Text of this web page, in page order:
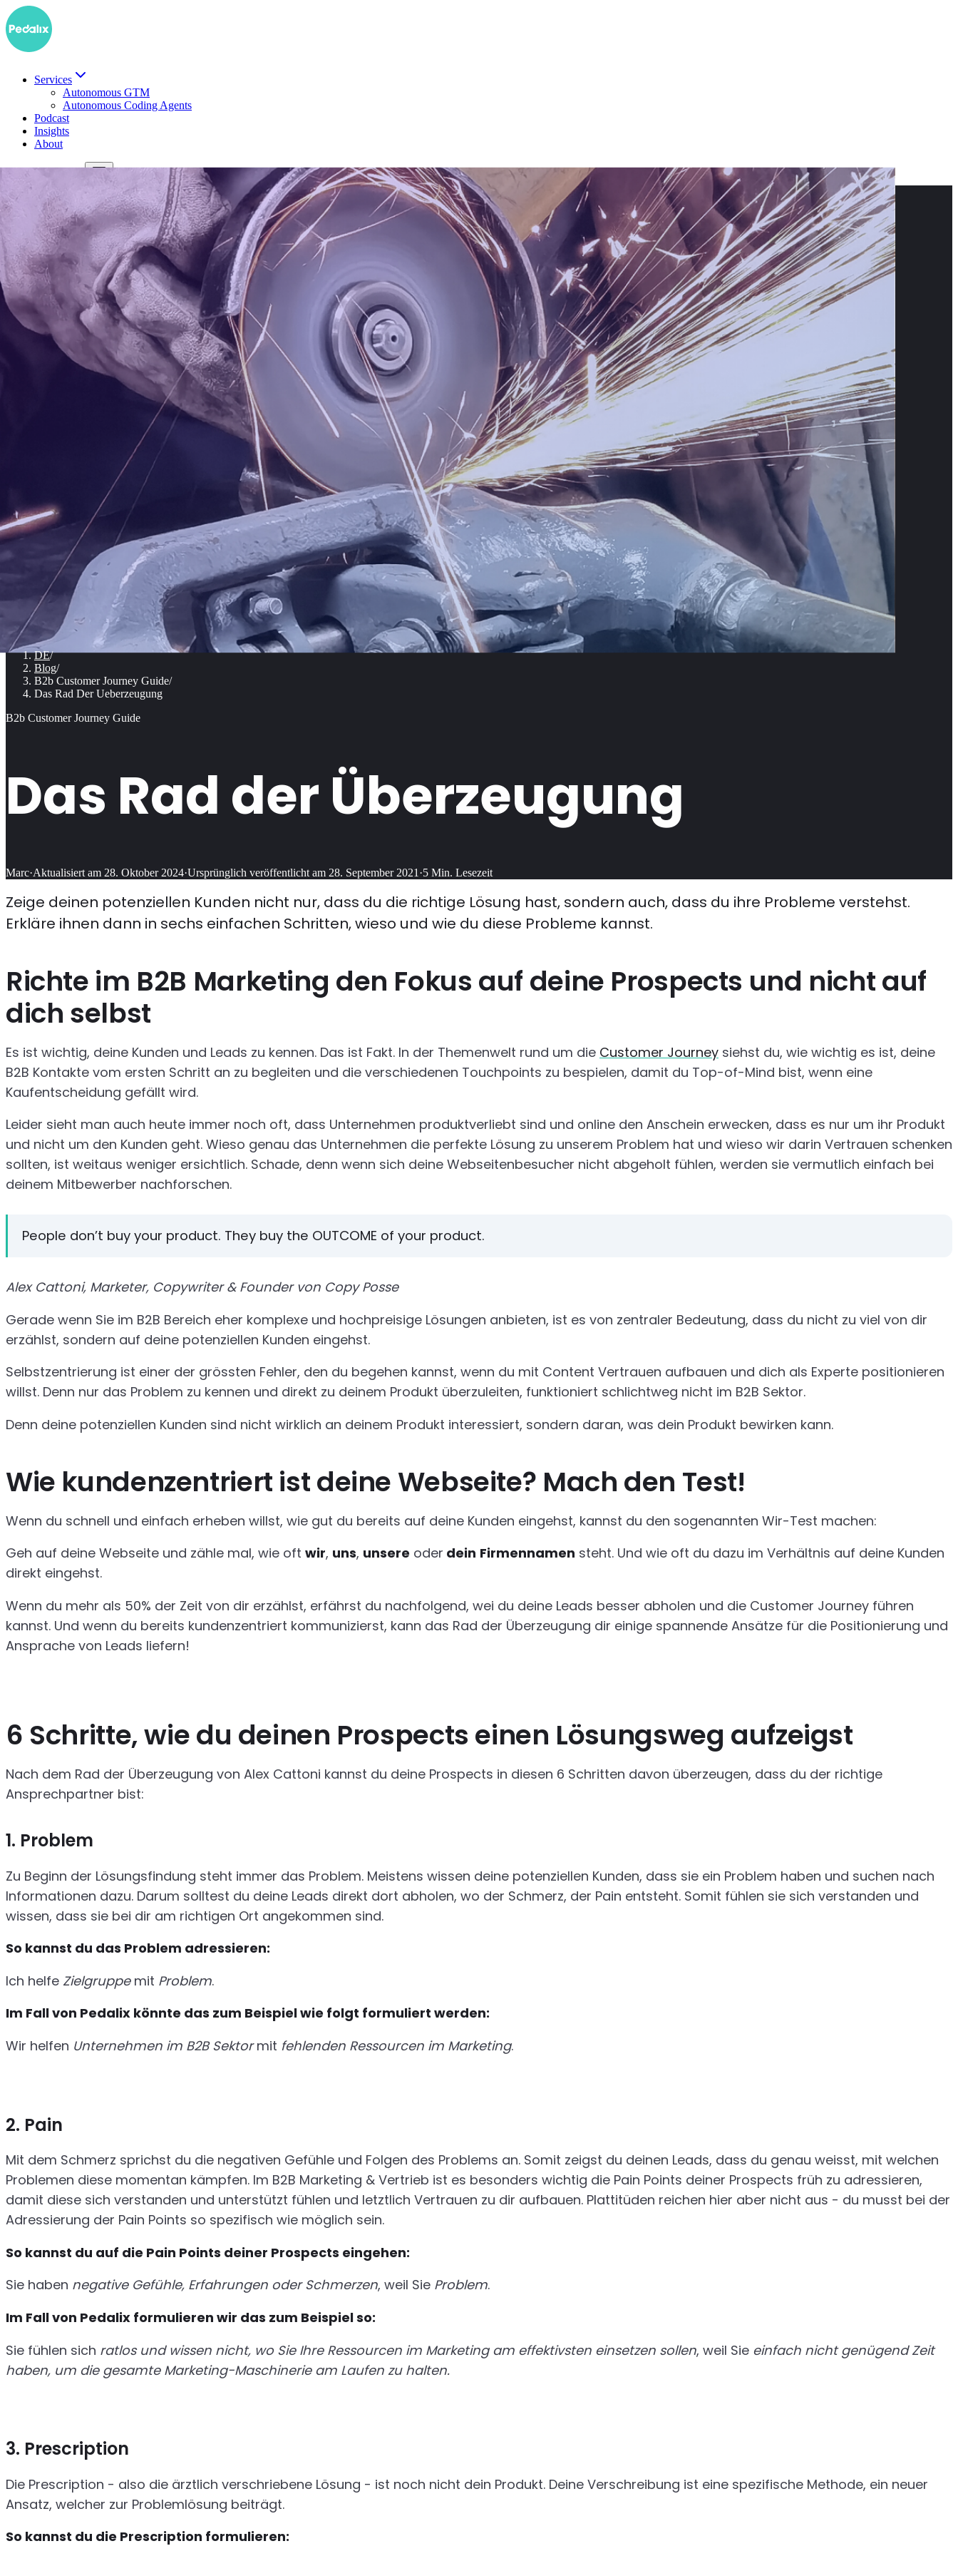
Services
Autonomous GTM
Autonomous Coding Agents
Podcast
Insights
About
DE/
Blog/
B2b Customer Journey Guide/
Das Rad Der Ueberzeugung
B2b Customer Journey Guide
Das Rad der Überzeugung
Marc·Aktualisiert am 28. Oktober 2024·Ursprünglich veröffentlicht am 28. September 2021 ·5 Min. Lesezeit
Zeige deinen potenziellen Kunden nicht nur, dass du die richtige Lösung hast, sondern auch, dass du ihre Probleme verstehst.
Erkläre ihnen dann in sechs einfachen Schritten, wieso und wie du diese Probleme kannst.
Richte im B2B Marketing den Fokus auf deine Prospects und nicht auf
dich selbst
Es ist wichtig, deine Kunden und Leads zu kennen. Das ist Fakt. In der Themenwelt rund um die Customer Journey siehst du, wie wichtig es ist, deine
B2B Kontakte vom ersten Schritt an zu begleiten und die verschiedenen Touchpoints zu bespielen, damit du Top-of-Mind bist, wenn eine
Kaufentscheidung gefällt wird.
Leider sieht man auch heute immer noch oft, dass Unternehmen produktverliebt sind und online den Anschein erwecken, dass es nur um ihr Produkt
und nicht um den Kunden geht. Wieso genau das Unternehmen die perfekte Lösung zu unserem Problem hat und wieso wir darin Vertrauen schenken
sollten, ist weitaus weniger ersichtlich. Schade, denn wenn sich deine Webseitenbesucher nicht abgeholt fühlen, werden sie vermutlich einfach bei
deinem Mitbewerber nachforschen.
People don’t buy your product. They buy the OUTCOME of your product.
Alex Cattoni, Marketer, Copywriter & Founder von Copy Posse
Gerade wenn Sie im B2B Bereich eher komplexe und hochpreisige Lösungen anbieten, ist es von zentraler Bedeutung, dass du nicht zu viel von dir
erzählst, sondern auf deine potenziellen Kunden eingehst.
Selbstzentrierung ist einer der grössten Fehler, den du begehen kannst, wenn du mit Content Vertrauen aufbauen und dich als Experte positionieren
willst. Denn nur das Problem zu kennen und direkt zu deinem Produkt überzuleiten, funktioniert schlichtweg nicht im B2B Sektor.
Denn deine potenziellen Kunden sind nicht wirklich an deinem Produkt interessiert, sondern daran, was dein Produkt bewirken kann.
Wie kundenzentriert ist deine Webseite? Mach den Test!
Wenn du schnell und einfach erheben willst, wie gut du bereits auf deine Kunden eingehst, kannst du den sogenannten Wir-Test machen:
Geh auf deine Webseite und zähle mal, wie oft wir, uns, unsere oder dein Firmennamen steht. Und wie oft du dazu im Verhältnis auf deine Kunden
direkt eingehst.
Wenn du mehr als 50% der Zeit von dir erzählst, erfährst du nachfolgend, wei du deine Leads besser abholen und die Customer Journey führen
kannst. Und wenn du bereits kundenzentriert kommunizierst, kann das Rad der Überzeugung dir einige spannende Ansätze für die Positionierung und
Ansprache von Leads liefern!
6 Schritte, wie du deinen Prospects einen Lösungsweg aufzeigst
Nach dem Rad der Überzeugung von Alex Cattoni kannst du deine Prospects in diesen 6 Schritten davon überzeugen, dass du der richtige
Ansprechpartner bist:
1. Problem
Zu Beginn der Lösungsfindung steht immer das Problem. Meistens wissen deine potenziellen Kunden, dass sie ein Problem haben und suchen nach
Informationen dazu. Darum solltest du deine Leads direkt dort abholen, wo der Schmerz, der Pain entsteht. Somit fühlen sie sich verstanden und
wissen, dass sie bei dir am richtigen Ort angekommen sind.
So kannst du das Problem adressieren:
Ich helfe Zielgruppemit Problem.
Im Fall von Pedalix könnte das zum Beispiel wie folgt formuliert werden:
Wir helfen Unternehmen im B2B Sektormit fehlenden Ressourcen im Marketing.
2. Pain
Mit dem Schmerz sprichst du die negativen Gefühle und Folgen des Problems an. Somit zeigst du deinen Leads, dass du genau weisst, mit welchen
Problemen diese momentan kämpfen. Im B2B Marketing & Vertrieb ist es besonders wichtig die Pain Points deiner Prospects früh zu adressieren,
damit diese sich verstanden und unterstützt fühlen und letztlich Vertrauen zu dir aufbauen. Plattitüden reichen hier aber nicht aus - du musst bei der
Adressierung der Pain Points so spezifisch wie möglich sein.
So kannst du auf die Pain Points deiner Prospects eingehen:
Sie haben negative Gefühle, Erfahrungen oder Schmerzen, weil Sie Problem.
Im Fall von Pedalix formulieren wir das zum Beispiel so:
Sie fühlen sich ratlos und wissen nicht, wo Sie Ihre Ressourcen im Marketing am effektivsten einsetzen sollen, weil Sie einfach nicht genügend Zeit
haben, um die gesamte Marketing-Maschinerie am Laufen zu halten.
3. Prescription
Die Prescription - also die ärztlich verschriebene Lösung - ist noch nicht dein Produkt. Deine Verschreibung ist eine spezifische Methode, ein neuer
Ansatz, welcher zur Problemlösung beiträgt.
So kannst du die Prescription formulieren: